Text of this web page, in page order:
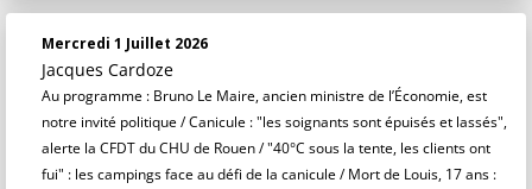
Mercredi 1 Juillet 2026
Jacques Cardoze
Au programme : Bruno Le Maire, ancien ministre de l’Économie, est
notre invité politique / Canicule : "les soignants sont épuisés et lassés",
alerte la CFDT du CHU de Rouen / "40°C sous la tente, les clients ont
fui" : les campings face au défi de la canicule / Mort de Louis, 17 ans :